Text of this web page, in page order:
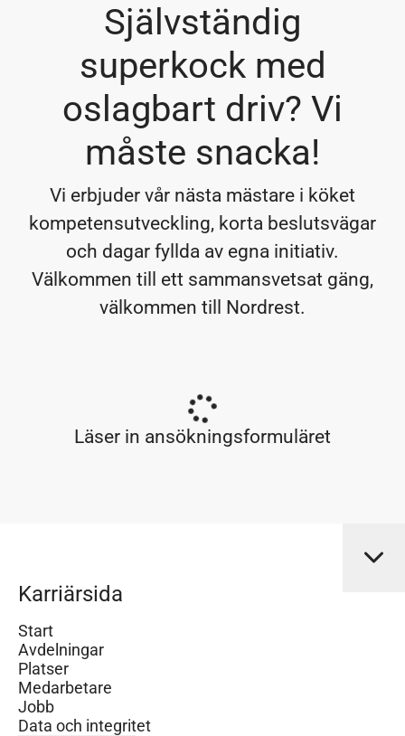
Självständig
superkock med
oslagbart driv? Vi
måste snacka!
Vi erbjuder vår nästa mästare i köket
kompetensutveckling, korta beslutsvägar
och dagar fyllda av egna initiativ.
Välkommen till ett sammansvetsat gäng,
välkommen till Nordrest.
Läser in ansökningsformuläret
Karriärsida
Start
Avdelningar
Platser
Medarbetare
Jobb
Data och integritet